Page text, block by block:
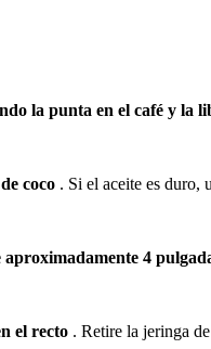
la punta en el café y la
coco . Si el aceite es duro,
4
el recto . Retire la jeringa